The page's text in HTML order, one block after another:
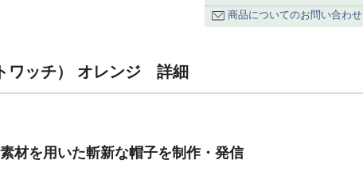
商品についてのお問い合わせ
ワッチ） オレンジ 詳細
材を用いた斬新な帽子を制作・発信